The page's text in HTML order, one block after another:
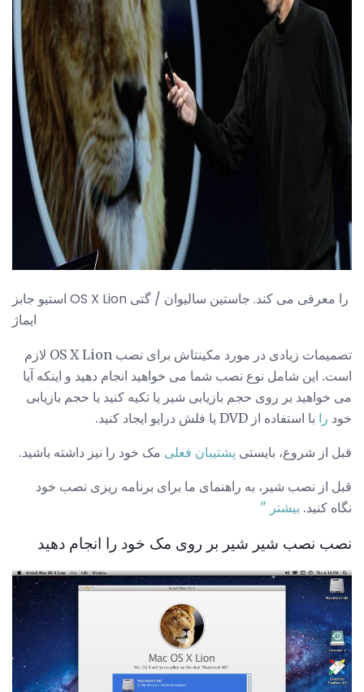
ad
استیو جابز OS X Lion را معرفی می کند. جاستین سالیوان / گتی
ایماژ
تصمیمات زیادی در مورد مکینتاش برای نصب OS X Lion لازم
است. این شامل نوع نصب شما می خواهید انجام دهید و اینکه آیا
می خواهید بر روی حجم بازیابی شیر یا تکیه کنید یا حجم بازیابی
خود را با استفاده از DVD یا فلش درایو ایجاد کنید.
قبل از شروع، بایستی پشتیبان فعلی مک خود را نیز داشته باشید.
قبل از نصب شیر، به راهنمای ما برای برنامه ریزی نصب خود
نگاه کنید. بیشتر "
نصب نصب شیر شیر بر روی مک خود را انجام دهید